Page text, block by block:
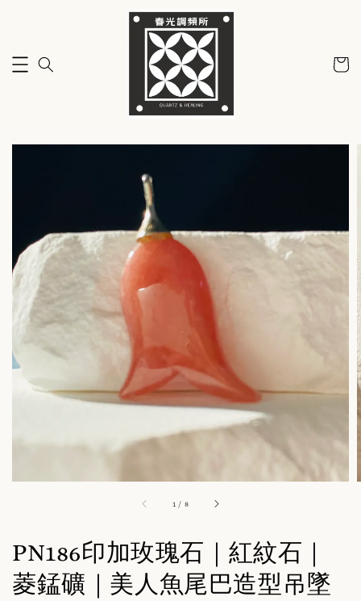
1 / 8
PN186印加玫瑰石｜紅紋石｜
菱錳礦｜美人魚尾巴造型吊墜